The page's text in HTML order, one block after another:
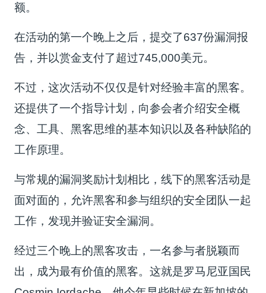
额。
在活动的第一个晚上之后，提交了637份漏洞报
告，并以赏金支付了超过745,000美元。
不过，这次活动不仅仅是针对经验丰富的黑客。
还提供了一个指导计划，向参会者介绍安全概
念、工具、黑客思维的基本知识以及各种缺陷的
工作原理。
与常规的漏洞奖励计划相比，线下的黑客活动是
面对面的，允许黑客和参与组织的安全团队一起
工作，发现并验证安全漏洞。
经过三个晚上的黑客攻击，一名参与者脱颖而
出，成为最有价值的黑客。这就是罗马尼亚国民